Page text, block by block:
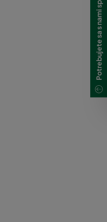
Potrebujete sa s nami spojiť?